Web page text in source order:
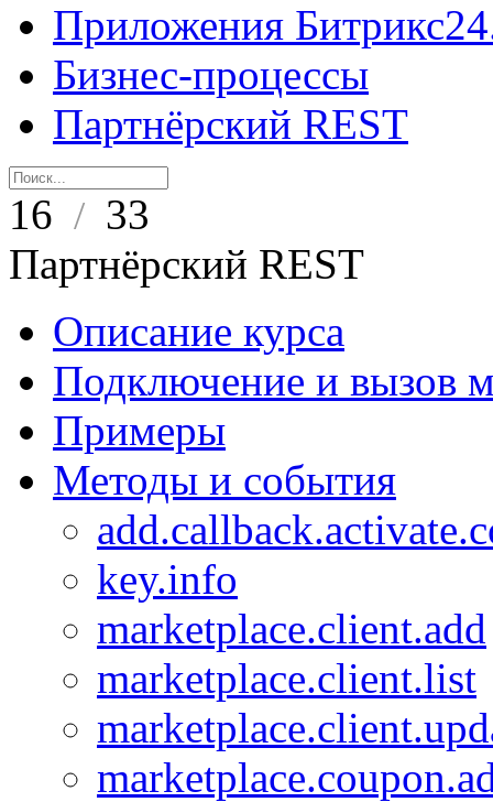
Приложения
Бизнес-процессы
Партнёрский REST
16 / 33
Партнёрский REST
Описание курса
Подключение и вызов
Примеры
Методы и события
key.info
marketplace.client.add
marketplace.client.list